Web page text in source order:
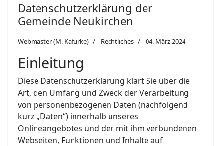
Datenschutzerklärung der
Gemeinde Neukirchen
Webmaster (M. Kafurke) Rechtliches 04. März 2024
Einleitung
Diese Datenschutzerklärung klärt Sie über die
Art, den Umfang und Zweck der Verarbeitung
von personenbezogenen Daten (nachfolgend
kurz „Daten“) innerhalb unseres
Onlineangebotes und der mit ihm verbundenen
Webseiten, Funktionen und Inhalte auf